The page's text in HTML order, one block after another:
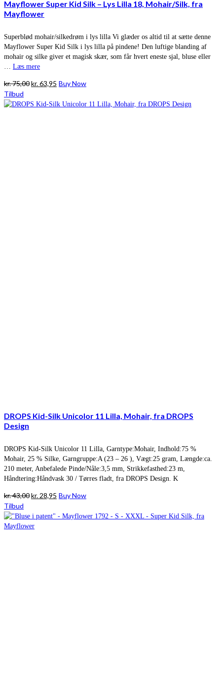
Mayflower Super Kid Silk – Lys Lilla 18, Mohair/Silk, fra
Mayflower
Superblød mohair/silkedrøm i lys lilla Vi glæder os altid til at sætte denne
Mayflower Super Kid Silk i lys lilla på pindene! Den luftige blanding af
mohair og silke giver et magisk skær, som får hvert eneste sjal, bluse eller
Læs mere
kr.75,00Den
pris
kr.63,95 Den
pris
Buy Now
Tilbud
DROPS Kid-Silk Unicolor 11 Lilla, Mohair, fra DROPS
Design
DROPS Kid-Silk Unicolor 11 Lilla, Garntype:Mohair, Indhold:75 %
Mohair, 25 % Silke, Garngruppe:A (23 – 26 ), Vægt:25 gram, Længde:ca.
210 meter, Anbefalede Pinde/Nåle:3,5 mm, Strikkefasthed:23 m,
Håndtering:Håndvask 30 / Tørres fladt, fra DROPS Design. K
kr.43,00Den
pris
var:
kr. 28,95 Den
pris
Buy Now
Tilbud